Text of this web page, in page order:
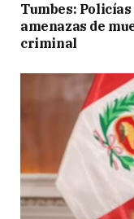
Tumbes:
amenazas de
criminal